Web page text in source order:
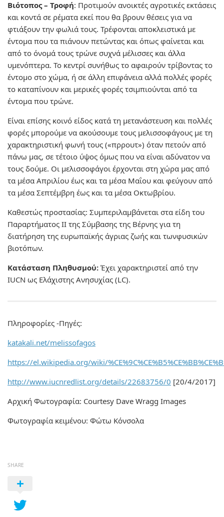
Βιότοπος – Τροφή: Προτιμούν ανοικτές αγροτικές εκτάσεις
και κοντά σε ρέματα εκεί που θα βρουν θέσεις για να
φτιάξουν την φωλιά τους. Τρέφονται αποκλειστικά με
έντομα που τα πιάνουν πετώντας και όπως φαίνεται και
από το όνομά τους τρώνε συχνά μέλισσες και άλλα
υμενόπτερα. Το κεντρί συνήθως το αφαιρούν τρίβοντας το
έντομο στο χώμα, ή σε άλλη επιφάνεια αλλά πολλές φορές
το καταπίνουν και μερικές φορές τσιμπιούνται από τα
έντομα που τρώνε.
Είναι επίσης κοινό είδος κατά τη μετανάστευση και πολλές
φορές μπορούμε να ακούσουμε τους μελισσοφάγους με τη
χαρακτηριστική φωνή τους («πρρουτ») όταν πετούν από
πάνω μας, σε τέτοιο ύψος όμως που να είναι αδύνατον να
τους δούμε. Οι μελισσοφάγοι έρχονται στη χώρα μας από
τα μέσα Απριλίου έως και τα μέσα Μαΐου και φεύγουν από
τα μέσα Σεπτέμβρη έως και τα μέσα Οκτωβρίου.
Καθεστώς προστασίας: Συμπεριλαμβάνεται στα είδη του
Παραρτήματος ΙΙ της Σύμβασης της Βέρνης για τη
διατήρηση της ευρωπαϊκής άγριας ζωής και τωνφυσικών
βιοτόπων.
Κατάσταση Πληθυσμού: Έχει χαρακτηριστεί από την
IUCN ως Ελάχιστης Ανησυχίας (LC).
Πληροφορίες -Πηγές:
katakali.net/melissofagos
https://el.wikipedia.org/wiki/
http://www.iucnredlist.org/details/22683756/0 [20/4/2017]
Αρχική Φωτογραφία: Courtesy Dave Wragg Images
Φωτογραφία κειμένου: Φώτω Κόνσολα
SHARE